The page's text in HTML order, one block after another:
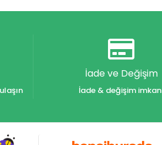
İade ve Değişim
İade & değişim